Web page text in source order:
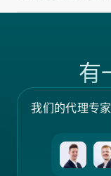
有
我们的代理专